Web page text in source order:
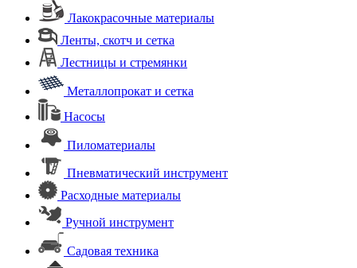
Лакокрасочные материалы
Ленты, скотч и сетка
Лестницы и стремянки
Металлопрокат и сетка
Насосы
Пиломатериалы
Пневматический инструмент
Расходные материалы
Ручной инструмент
Садовая техника